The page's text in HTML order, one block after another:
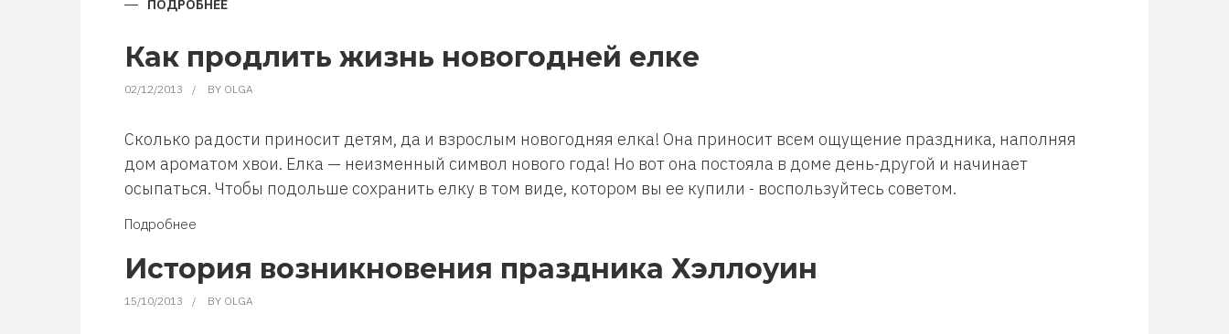
ПОДРОБНЕЕ
ИСТОРИЯ
ВОЗНИКНОВЕНИЯ,
И
Как продлить жизнь новогодней елке
02/12/2013 BY OLGA
Сколько радости приносит детям, да и взрослым новогодняя елка! Она приносит всем ощущение праздника, наполняя
дом ароматом хвои. Елка — неизменный символ нового года! Но вот она постояла в доме день-другой и начинает
осыпаться. Чтобы подольше сохранить елку в том виде, котором вы ее купили - воспользуйтесь советом.
Подробнее
продлить
жизнь
новогодней
История возникновения праздника Хэллоуин
15/10/2013 BY OLGA